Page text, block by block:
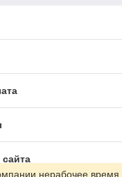
нерабочее